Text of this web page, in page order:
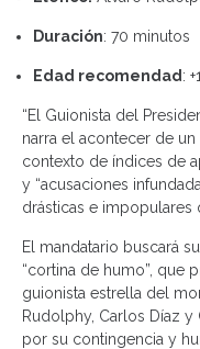
Duración: 70 minutos
Edad recomendad :
“El Guionista del
narra el acontecer de
contexto de índices de
y “acusaciones
drásticas e impopulares
El mandatario buscará
“cortina de humo”, que
guionista estrella del
Rudolphy, Carlos Díaz y
por su contingencia y